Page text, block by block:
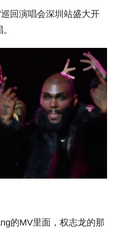
回演唱会深圳站盛大开
的MV里面，权志龙的那